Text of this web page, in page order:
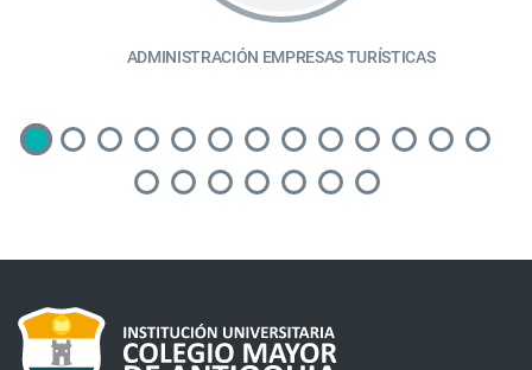
ADMINISTRACIÓN EMPRESAS TURÍSTICAS